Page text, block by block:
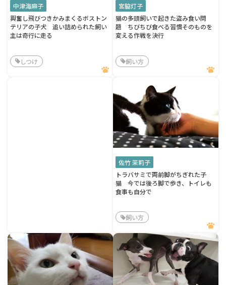
中津海麻子
興奮し飛びつきかみまくるボストン
テリアの子犬 追い詰められた飼い
主は奇行に走る
しつけ
宮脇灯子
猫の多頭飼いで起きた盗み食い問
題 ちびちび食べる習慣そのものを
変える作戦を決行
飼い方
佐竹 茉莉子
トラバサミで両前脚がちぎれた子
猫 今では後ろ脚で歩き、トイレも
食事も自分で
飼い方